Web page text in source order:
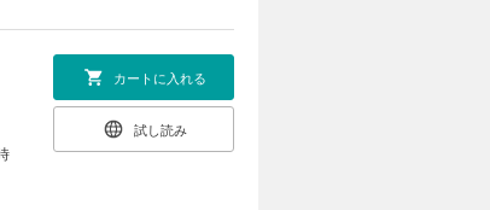
カートに入れる
試し読み